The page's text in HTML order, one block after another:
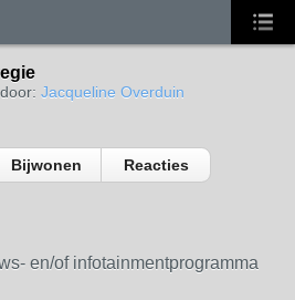
Jacqueline Overduin
Bijwonen Reacties
en/of infotainmentprogramma